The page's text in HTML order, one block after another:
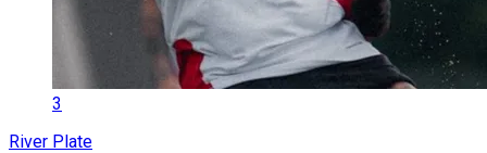
3
River Plate